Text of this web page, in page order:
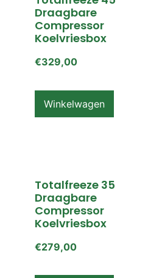
Draagbare
Compressor
Koelvriesbox
€329,00
Winkelwagen
Totalfreeze 35
Draagbare
Compressor
Koelvriesbox
€279,00